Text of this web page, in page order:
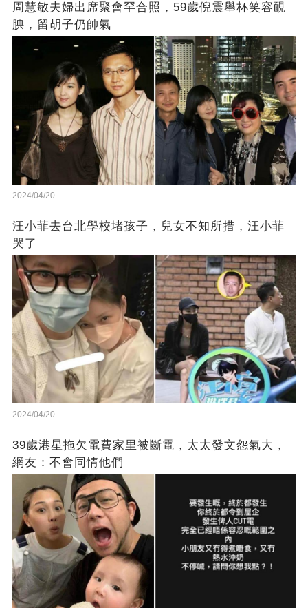
周慧敏夫婦出席聚會罕合照，59歲倪震舉杯笑容靦
腆，留胡子仍帥氣
2024/04/20
汪小菲去台北學校堵孩子，兒女不知所措，汪小菲
哭了
2024/04/20
39歲港星拖欠電費家里被斷電，太太發文怨氣大，
網友：不會同情他們